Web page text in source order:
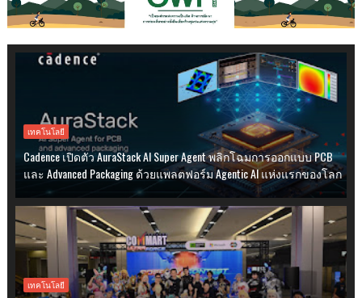
เทคโนโลยี
Cadence เปิดตัว AuraStack AI Super Agent พลิกโฉมการออกแบบ PCB
และ Advanced Packaging ด้วยแพลตฟอร์ม Agentic AI แห่งแรกของโลก
เทคโนโลยี